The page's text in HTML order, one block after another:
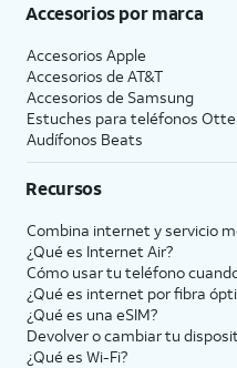
Accesorios por marca
Accesorios Apple
Accesorios de AT&T
Accesorios de Samsung
Estuches para teléfonos
Audífonos Beats
Recursos
Combina internet y servicio
¿Qué es Internet Air?
Cómo usar tu teléfono
¿Qué es internet por fibra
¿Qué es una eSIM?
Devolver o cambiar tu
¿Qué es Wi-Fi?